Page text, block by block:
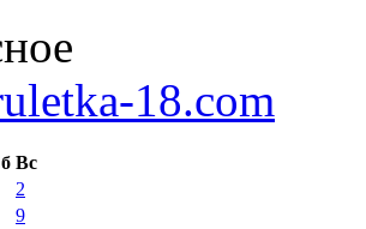
18.com
Вс
2
9